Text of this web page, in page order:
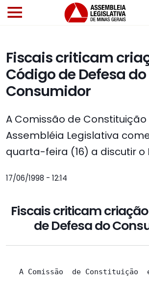
Fiscais criticam
Código de Defesa do
Consumidor
A Comissão de
Assembléia Legislativa
quarta-feira (16) a discutir o
17/06/1998 - 12:14
Fiscais criticam
de Defesa do
A Comissão  de Constituição